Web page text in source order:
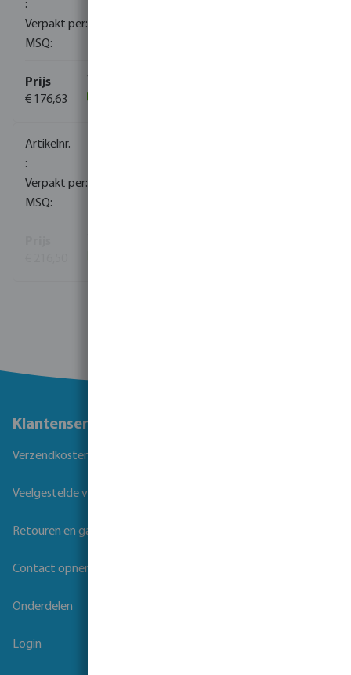
€ 176,63
Klantenservice
Verzendkosten
Veelgestelde vragen
Retouren en garantie
Contact opnemen
Onderdelen
Login